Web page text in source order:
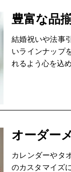
豊富な品
結婚祝いや法事
いラインナップ
れるよう心を込
オーダー
カレンダーやタ
のカスタマイズ